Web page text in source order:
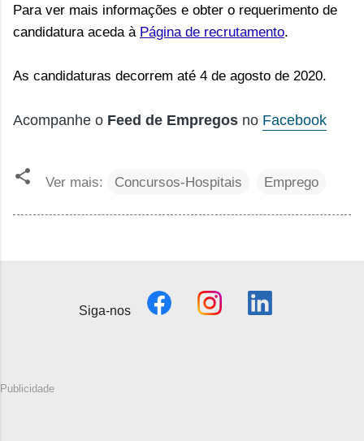
Para ver mais informações e obter o requerimento de
candidatura aceda à Página de recrutamento.
As candidaturas decorrem até 4 de agosto de 2020.
Acompanhe o Feed de Empregos no Facebook
Ver mais: Concursos-Hospitais Emprego
Siga-nos
Publicidade